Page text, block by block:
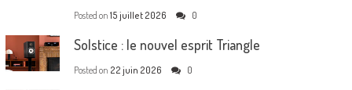
Posted on 15 juillet 2026 0
Solstice : le nouvel esprit Triangle
Posted on 22 juin 2026 0